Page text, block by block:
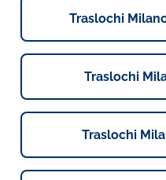
Traslochi
Traslochi
Traslochi